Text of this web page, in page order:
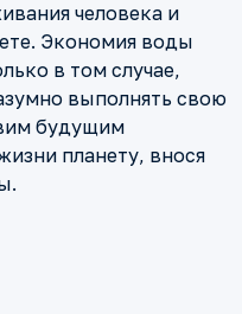
человека и
Экономия воды
в том случае,
выполнять свою
будущим
планету, внося